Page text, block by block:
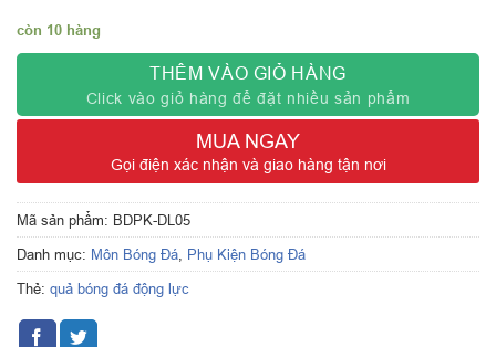
còn 10 hàng
THÊM VÀO GIỎ HÀNG
Click vào giỏ hàng để đặt nhiều sản phẩm
MUA NGAY
Gọi điện xác nhận và giao hàng tận nơi
Mã sản phẩm: BDPK-DL05
Danh mục: Môn Bóng Đá Phụ Kiện Bóng Đá
Thẻ: quả bóng đá động lực